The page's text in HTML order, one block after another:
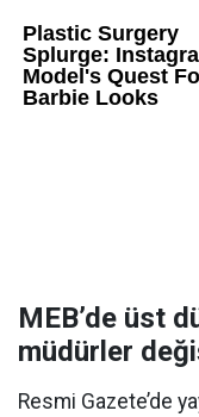
MEB’de üst
müdürler
Resmi Gazete’de